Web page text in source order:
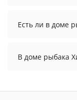
осуществить
Есть ли в доме
В доме рыбака